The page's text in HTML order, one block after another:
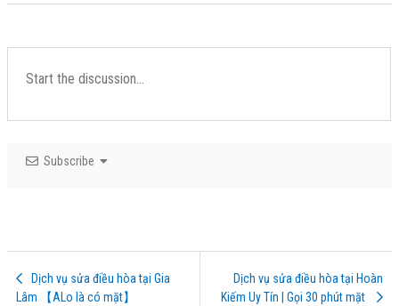
Subscribe
Dịch vụ sửa điều hòa tại Gia
Lâm 【ALo là có mặt】
Dịch vụ sửa điều hòa tại Hoàn
Kiếm Uy Tín | Gọi 30 phút mặt